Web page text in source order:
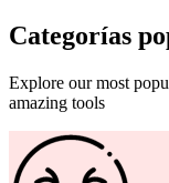
Categorías
Explore our most
amazing tools